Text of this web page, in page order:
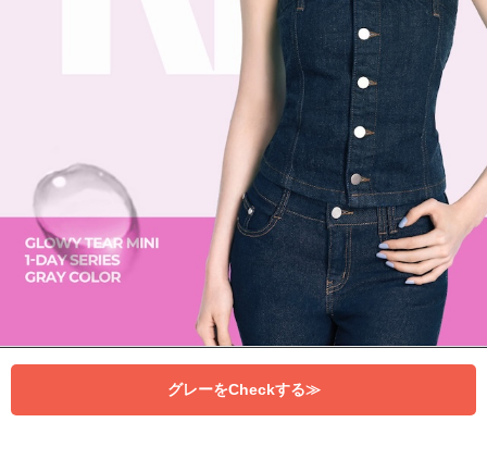
グレーをCheckする≫